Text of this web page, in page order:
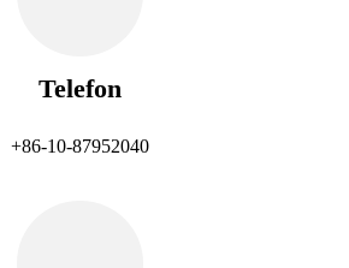
Telefon
+86-10-87952040